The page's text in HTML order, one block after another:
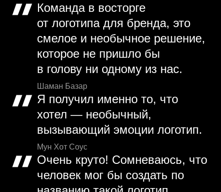
Команда в восторге
от логотипа для бренда, это
смелое и необычное решение,
которое не пришло бы
в голову ни одному из нас.
Шаман Базар
Я получил именно то, что
хотел — необычный,
вызывающий эмоции логотип.
Мун Хот Соус
Очень круто! Сомневаюсь, что
человек мог бы создать по